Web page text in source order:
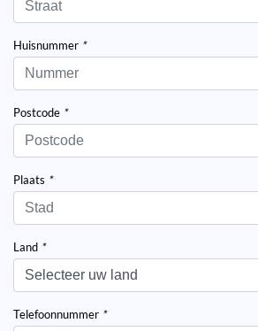
Huisnummer *
Postcode *
Plaats *
Land *
Telefoonnummer *